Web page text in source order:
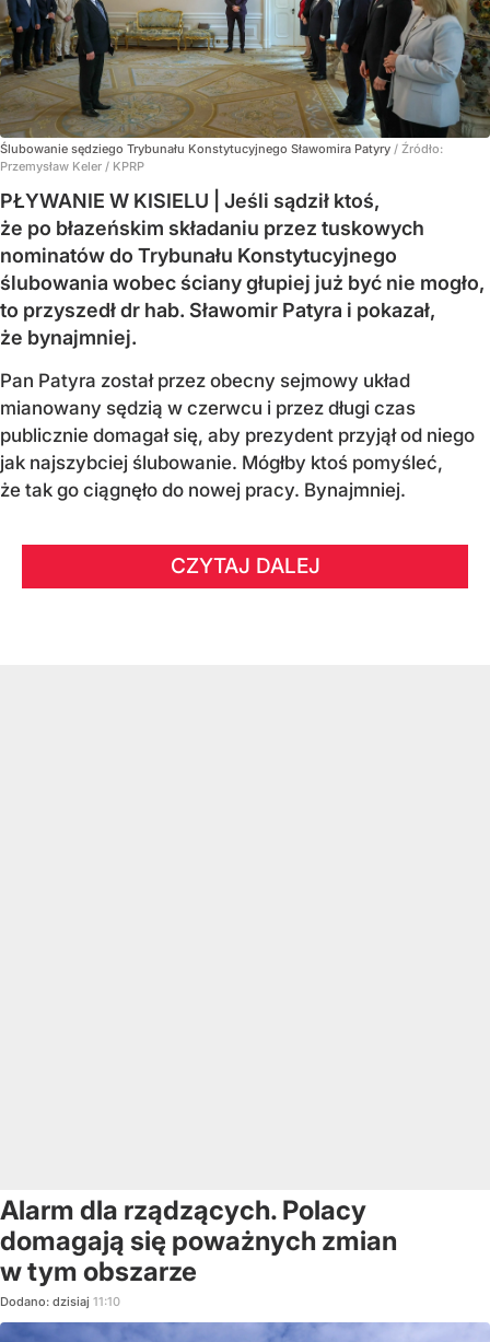
Ślubowanie sędziego Trybunału Konstytucyjnego Sławomira Patyry / Źródło:
Przemysław Keler / KPRP
PŁYWANIE W KISIELU | Jeśli sądził ktoś,
że po błazeńskim składaniu przez tuskowych
nominatów do Trybunału Konstytucyjnego
ślubowania wobec ściany głupiej już być nie mogło,
to przyszedł dr hab. Sławomir Patyra i pokazał,
że bynajmniej.
Pan Patyra został przez obecny sejmowy układ
mianowany sędzią w czerwcu i przez długi czas
publicznie domagał się, aby prezydent przyjął od niego
jak najszybciej ślubowanie. Mógłby ktoś pomyśleć,
że tak go ciągnęło do nowej pracy. Bynajmniej.
CZYTAJ DALEJ
Alarm dla rządzących. Polacy
domagają się poważnych zmian
w tym obszarze
Dodano: dzisiaj 11:10